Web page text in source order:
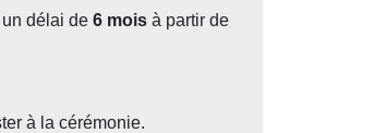
délai de 6 mois à partir de
à la cérémonie.